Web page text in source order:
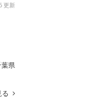
更新
県